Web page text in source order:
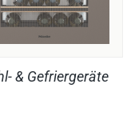
& Gefriergeräte